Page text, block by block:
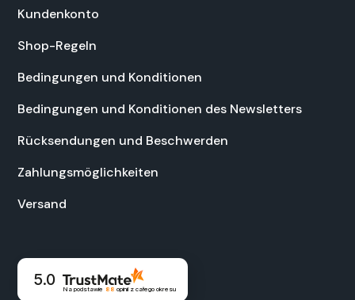
Kun­denkon­to
Shop-Regeln
Bedin­gun­gen und Kon­di­tio­nen
Bedin­gun­gen und Kon­di­tio­nen des Newslet­ters
Rück­sendun­gen und Beschw­er­den
Zahlungsmöglichkeit­en
Ver­sand
5.0
Na podstawie 88 opinii z całego okresu